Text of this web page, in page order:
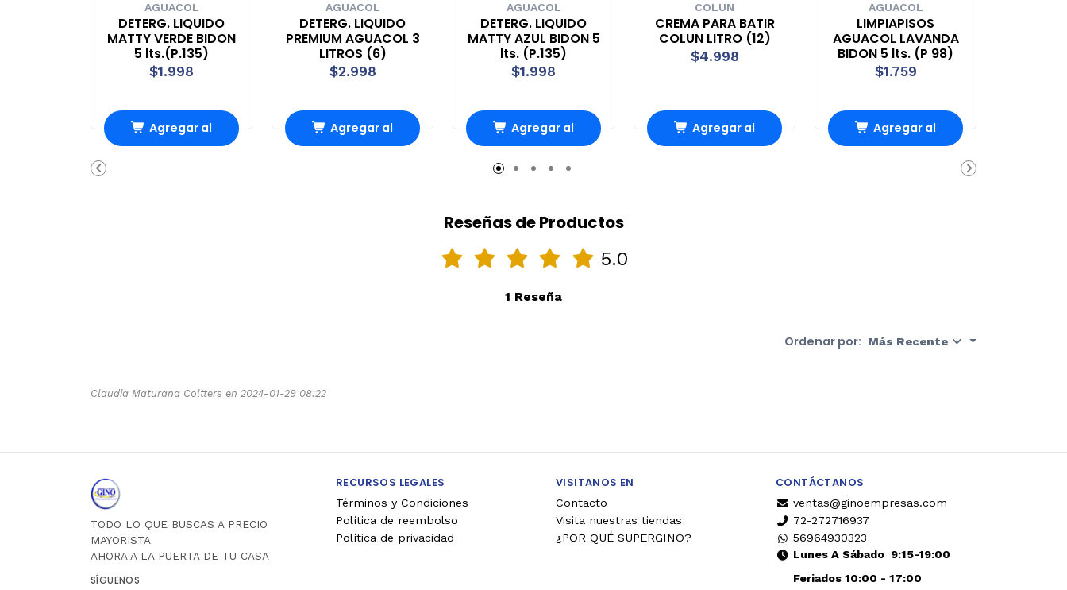
AGUACOL
DETERG. LIQUIDO
MATTY VERDE BIDON
5 lts.(P.135)
$1.998
Agregar al
AGUACOL
DETERG. LIQUIDO
PREMIUM AGUACOL 3
LITROS (6)
$2.998
Agregar al
AGUACOL
DETERG. LIQUIDO
MATTY AZUL BIDON 5
lts. (P.135)
$1.998
Agregar al
carrito
COLUN
CREMA PARA BATIR
COLUN LITRO (12)
$4.998
Agregar al
AGUACOL
LIMPIAPISOS
AGUACOL LAVANDA
BIDON 5 lts. (P 98)
$1.759
Agregar al
Reseñas de Productos
5.0
1 Reseña
Ordenar por: Más Recente
Claudia Maturana Coltters en 2024-01-29 08:22
TODO LO QUE BUSCAS A PRECIO
MAYORISTA
AHORA A LA PUERTA DE TU CASA
SÍGUENOS
RECURSOS LEGALES
Términos y Condiciones
Política de reembolso
Política de privacidad
VISITANOS EN
Contacto
Visita nuestras tiendas
¿POR QUÉ SUPERGINO?
CONTÁCTANOS
ventas@ginoempresas.com
72-272716937
56964930323
Lunes A Sábado9:15-19:00
Feriados 10:00 - 17:00